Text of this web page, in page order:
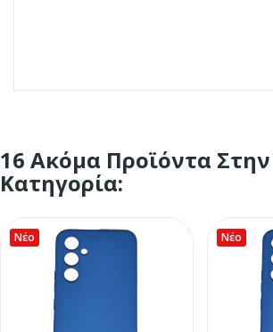
16 Ακόμα Προϊόντα Στην
Κατηγορία:
Νέο Νέο